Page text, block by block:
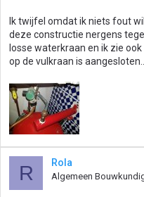
Ik twijfel omdat ik niets fout
deze constructie nergens
losse waterkraan en ik zie
op de vulkraan is aangesloten...
R Rola
Algemeen